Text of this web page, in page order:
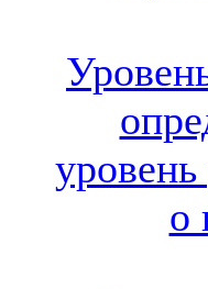
уровень
о